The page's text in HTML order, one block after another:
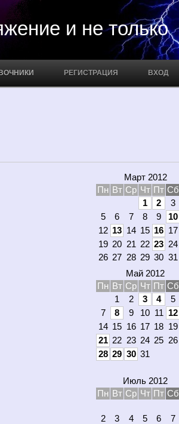
и не только
РЕГИСТРАЦИЯ ВХОД
Март 2012
Пн Вт Ср Чт Пт Сб
1
2 3
5
6 7 8 9 10
12 13 14 15 16 17
19 20 21 22 23 24
26 27 28 29 30 31
Май 2012
Пн Вт Ср Чт Пт Сб
1
2 3 4 5
7
8 9 10 11 12
14 15 16 17 18 19
21 22 23 24 25 26
28 29 30 31
Июль 2012
Пн Вт Ср Чт Пт Сб
2
3 4 5 6 7